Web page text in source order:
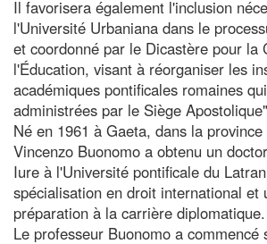
Il favorisera également l'inclusion
l'Université Urbaniana dans le
et coordonné par le Dicastère pour la
l'Éducation, visant à réorganiser les
académiques pontificales romaines
administrées par le Siège
Né en 1961 à Gaeta, dans la
Vincenzo Buonomo a obtenu un
Iure à l'Université pontificale du
spécialisation en droit international et
préparation à la carrière diplomatique.
Le professeur Buonomo a commencé